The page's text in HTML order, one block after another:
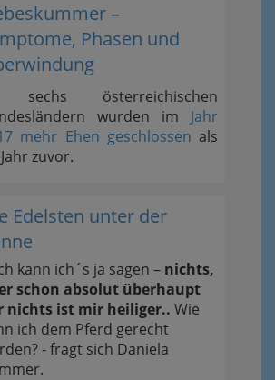
–
Phasen und
sechs österreichischen
wurden im Jahr
mehr Ehen geschlossen als
zuvor.
Edelsten unter der
kann ich´s ja sagen – nichts,
schon absolut überhaupt
nichts ist mir heiliger.. Wie
ich dem Pferd gerecht
- fragt sich Daniela